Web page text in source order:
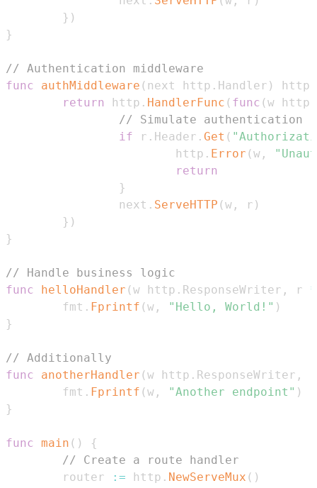
} )
}
// Authentication middleware
func
authMiddleware ( next http . Handler ) http
return
http . HandlerFunc ( func (w http
// Simulate authentication
if r . Header . Get (
                        http
. Error (w ,
return
}
                next
. ServeHTTP (w , r )
} )
}
// Handle business logic
func
helloHandler (w http . ResponseWriter , r *
        fmt
. Fprintf (w , "Hello, World!" )
}
// Additionally
func
anotherHandler (w http . ResponseWriter ,
        fmt
. Fprintf (w , "Another endpoint" )
}
func main ( )
{
// Create a route handler
        router
:= http . NewServeMux ( )